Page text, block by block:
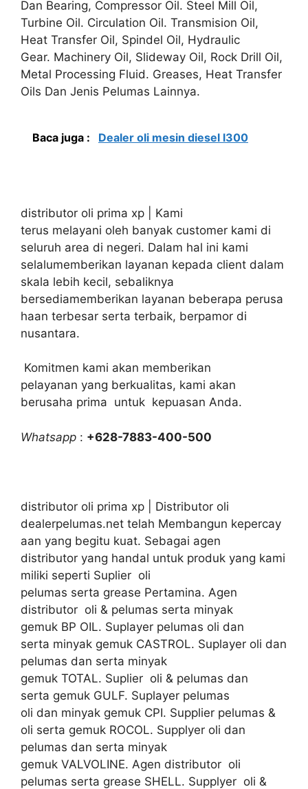
Dan Bearing, Compressor Oil. Steel Mill Oil,
Turbine Oil. Circulation Oil. Transmision Oil,
Heat Transfer Oil, Spindel Oil, Hydraulic
Gear. Machinery Oil, Slideway Oil, Rock Drill Oil,
Metal Processing Fluid. Greases, Heat Transfer
Oils Dan Jenis Pelumas Lainnya.
Baca juga : Dealer oli mesin diesel l300
distributor oli prima xp | Kami
terus melayani oleh banyak customer kami di
seluruh area di negeri. Dalam hal ini kami
selalumemberikan layanan kepada client dalam
skala lebih kecil, sebaliknya
bersediamemberikan layanan beberapa perusa
haan terbesar serta terbaik, berpamor di
nusantara.
Komitmen kami akan memberikan
pelayanan yang berkualitas, kami akan
berusaha prima untuk kepuasan Anda.
Whatsapp : +628-7883-400-500
distributor oli prima xp | Distributor oli
dealerpelumas.net telah Membangun kepercay
aan yang begitu kuat. Sebagai agen
distributor yang handal untuk produk yang kami
miliki seperti Suplier oli
pelumas serta grease Pertamina. Agen
distributor oli & pelumas serta minyak
gemuk BP OIL. Suplayer pelumas oli dan
serta minyak gemuk CASTROL. Suplayer oli dan
pelumas dan serta minyak
gemuk TOTAL. Suplier oli & pelumas dan
serta gemuk GULF. Suplayer pelumas
oli dan minyak gemuk CPI. Supplier pelumas &
oli serta gemuk ROCOL. Supplyer oli dan
pelumas dan serta minyak
gemuk VALVOLINE. Agen distributor oli
pelumas serta grease SHELL. Supplyer oli &